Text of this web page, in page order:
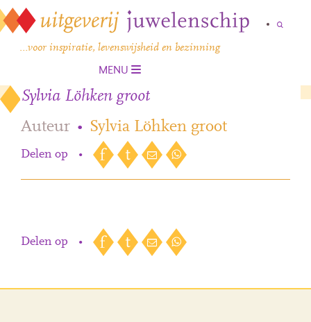
…voor inspiratie, levenswijsheid en bezinning
MENU
Sylvia Löhken groot
Auteur • Sylvia Löhken groot
Delen op •
Delen op •